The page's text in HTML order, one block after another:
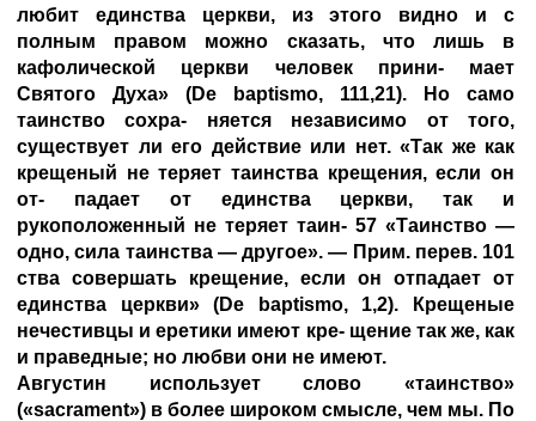
любит единства церкви, из этого видно и с
полным правом можно сказать, что лишь в
кафолической церкви человек прини- мает
Святого Духа» (De baptismo, 111,21). Но само
таинство сохра- няется независимо от того,
существует ли его действие или нет. «Так же как
крещеный не теряет таинства крещения, если он
от- падает от единства церкви, так и
рукоположенный не теряет таин- 57 «Таинство —
одно, сила таинства — другое». — Прим. перев. 101
ства совершать крещение, если он отпадает от
единства церкви» (De baptismo, 1,2). Крещеные
нечестивцы и еретики имеют кре- щение так же, как
и праведные; но любви они не имеют.
Августин использует слово «таинство»
(«sacrament») в более широком смысле, чем мы. По